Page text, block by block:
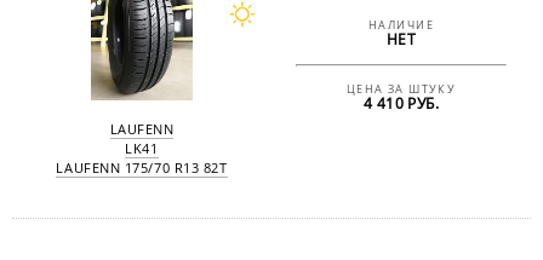
LAUFENN
LK41
LAUFENN 175/70 R13 82T
НАЛИЧИЕ
НЕТ
ЦЕНА ЗА ШТУКУ
4 410 РУБ.